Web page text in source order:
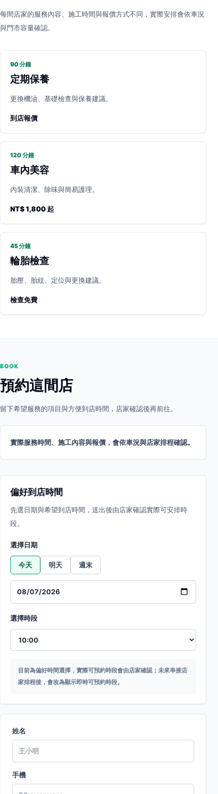
每間店家的服務內容、施工時間與報價方式不同，實際安排會依車況
與門市容量確認。
90 分鐘
定期保養
更換機油、基礎檢查與保養建議。
到店報價
120 分鐘
車內美容
內裝清潔、除味與簡易護理。
NT$ 1,800 起
45 分鐘
輪胎檢查
胎壓、胎紋、定位與更換建議。
檢查免費
BOOK
預約這間店
留下希望服務的項目與方便到店時間，店家確認後再前往。
實際服務時間、施工內容與報價，會依車況與店家排程確認。
偏好到店時間
先選日期與希望到店時間，送出後由店家確認實際可安排時
段。
選擇日期
今天 明天 週末
選擇時段
目前為偏好時間選擇，實際可預約時段會由店家確認；未來串接店
家排程後，會改為顯示即時可預約時段。
姓名
手機